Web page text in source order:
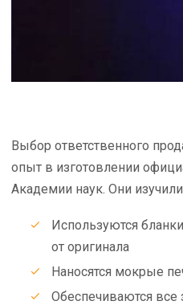
Выбор ответственного
опыт в изготовлении
Академии наук. Они
Используются
от оригинала
Наносятся мокрые
Обеспечиваются